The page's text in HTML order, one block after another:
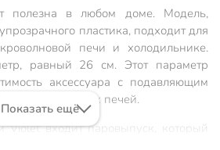
полезна в любом доме. Модель,
пластика, подходит для
печи и холодильнике.
равный 26 см. Этот параметр
аксессуара с подавляющим
микроволновых печей.
входит паровыпуск, который
Показать ещё